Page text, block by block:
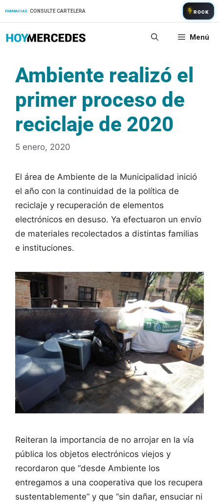
FARMACIAS: CONSULTE CARTELERA ROCK
Menú
Ambiente realizó el
primer proceso de
reciclaje de 2020
5 enero, 2020
El área de Ambiente de la Municipalidad inició
el año con la continuidad de la política de
reciclaje y recuperación de elementos
electrónicos en desuso. Ya efectuaron un envío
de materiales recolectados a distintas familias
e instituciones.
Reiteran la importancia de no arrojar en la vía
pública los objetos electrónicos viejos y
recordaron que “desde Ambiente los
entregamos a una cooperativa que los recupera
sustentablemente” y que “sin dañar, ensuciar ni